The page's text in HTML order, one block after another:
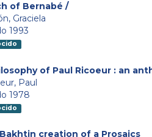
of Bernabé /
Graciela
1993
of Paul Ricoeur : an
Paul
1978
creation of a Prosaics